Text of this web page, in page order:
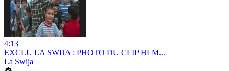
4:13
EXCLU LA SWIJA : PHOTO DU CLIP HLM...
La Swija